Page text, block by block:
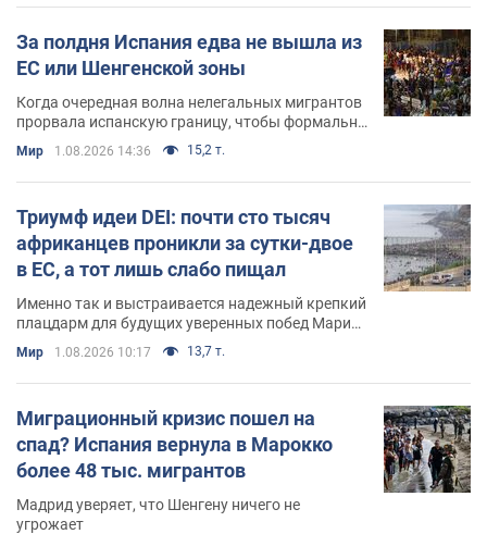
За полдня Испания едва не вышла из
ЕС или Шенгенской зоны
Когда очередная волна нелегальных мигрантов
прорвала испанскую границу, чтобы формально
оказаться в Испании, в ЕС все поняли, что если
сразу четко не сказать, что нужно высылать
всех обратно, то впоследствии все эти испанцы
Мир 1.08.2026 14:36 15,2 т.
Триумф идеи DEI: почти сто тысяч
африканцев проникли за сутки-двое
в ЕС, а тот лишь слабо пищал
Именно так и выстраивается надежный крепкий
плацдарм для будущих уверенных побед Марин
Мир 1.08.2026 10:17 13,7 т.
Миграционный кризис пошел на
спад? Испания вернула в Марокко
более 48 тыс. мигрантов
Мадрид уверяет, что Шенгену ничего не
угрожает